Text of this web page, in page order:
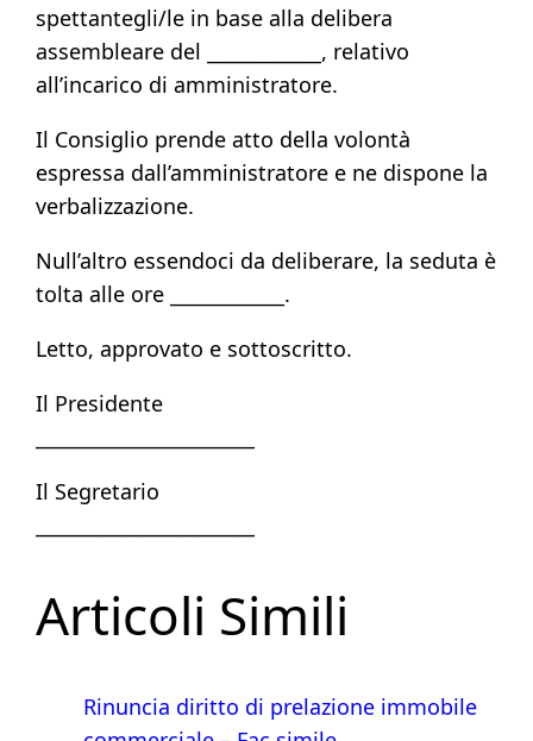
spettantegli/le in base alla delibera
assembleare del ____________, relativo
all’incarico di amministratore.
Il Consiglio prende atto della volontà
espressa dall’amministratore e ne dispone la
verbalizzazione.
Null’altro essendoci da deliberare, la seduta è
tolta alle ore ____________.
Letto, approvato e sottoscritto.
Il Presidente
Il Segretario
Articoli Simili
Rinuncia diritto di prelazione immobile